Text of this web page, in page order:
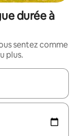
durée à
sentez comme
plus.
les flèches vers le